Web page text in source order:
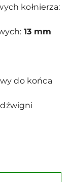
kołnierza:
13 mm
do końca